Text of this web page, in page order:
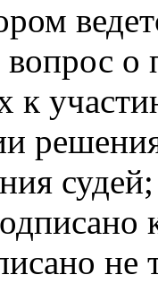
о
к
судей;
не